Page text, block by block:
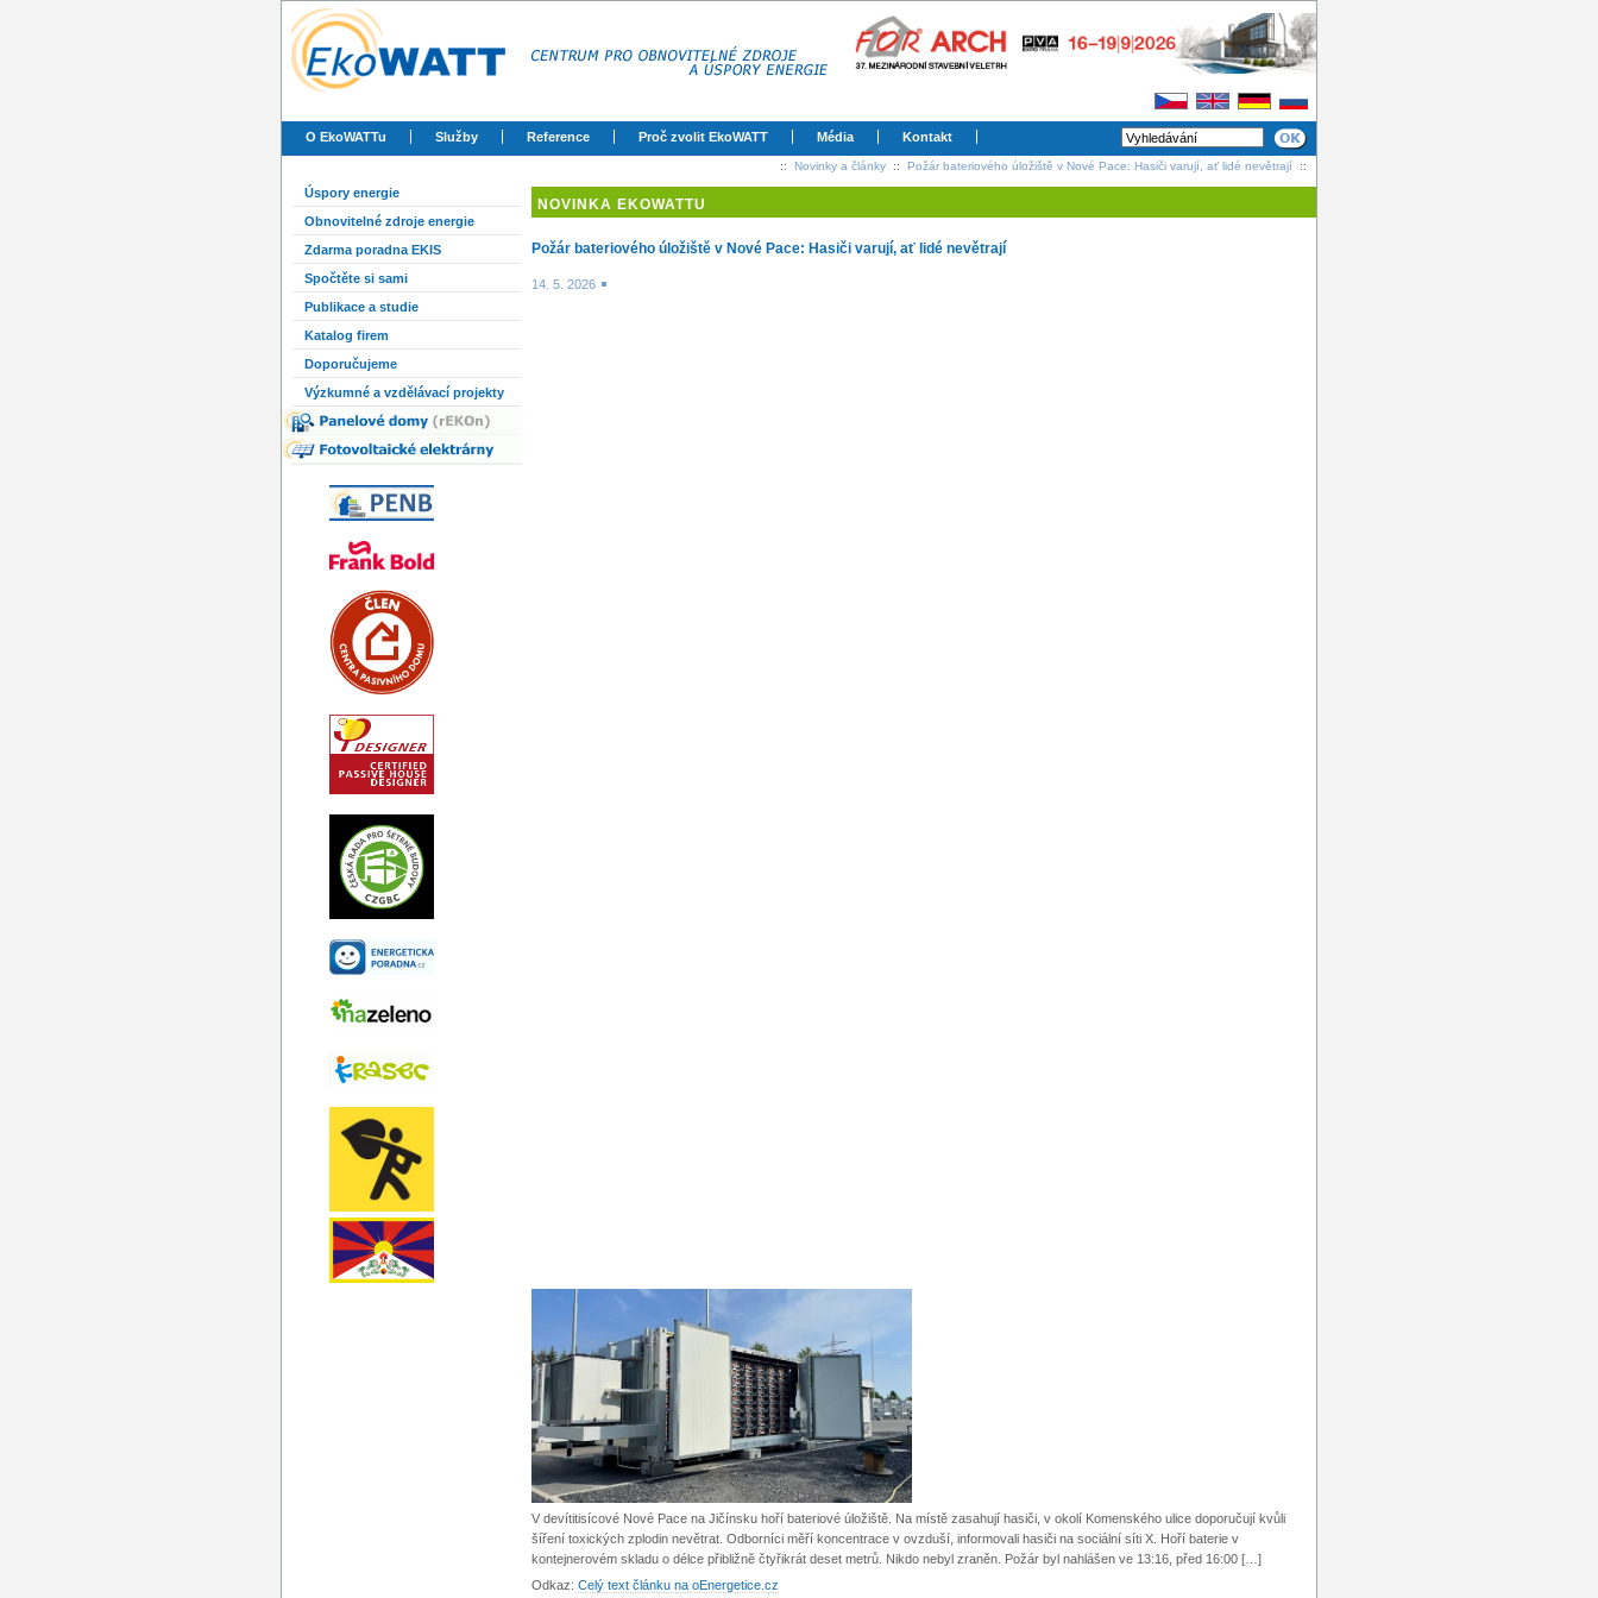
O EkoWATTu Služby Reference Proč zvolit EkoWATT Média Kontakt
:: Novinky a články :: Požár bateriového úložiště v Nové Pace: Hasiči varují, ať lidé nevětrají ::
Úspory energie
Obnovitelné zdroje energie
Zdarma poradna EKIS
Spočtěte si sami
Publikace a studie
Katalog firem
Doporučujeme
Výzkumné a vzdělávací projekty
NOVINKA EKOWATTU
Požár bateriového úložiště v Nové Pace: Hasiči varují, ať lidé nevětrají
14. 5. 2026
V devítitisícové Nové Pace na Jičínsku hoří bateriové úložiště. Na místě zasahují hasiči, v okolí Komenského ulice doporučují kvůli
šíření toxických zplodin nevětrat. Odborníci měří koncentrace v ovzduší, informovali hasiči na sociální síti X. Hoří baterie v
kontejnerovém skladu o délce přibližně čtyřikrát deset metrů. Nikdo nebyl zraněn. Požár byl nahlášen ve 13:16, před 16:00 […]
Odkaz: Celý text článku na oEnergetice.cz